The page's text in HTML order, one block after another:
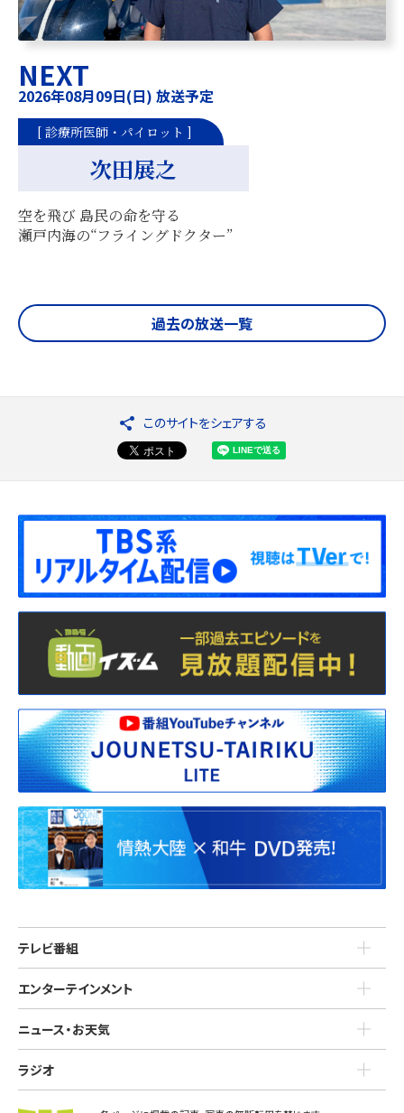
NEXT
2026年08月09日(日) 放送予定
次田展之
[ 診療所医師・パイロット ]
空を飛び 島民の命を守る
瀬戸内海の“フライングドクター”
過去の放送一覧
このサイトをシェアする
テレビ番組
エンターテインメント
ニュース・お天気
ラジオ